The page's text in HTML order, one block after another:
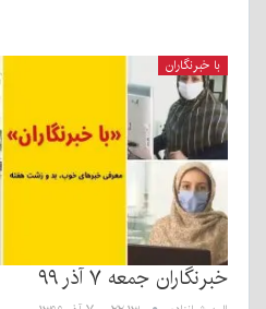
با خبرنگاران
خبرنگاران جمعه ۷ آذر ۹۹